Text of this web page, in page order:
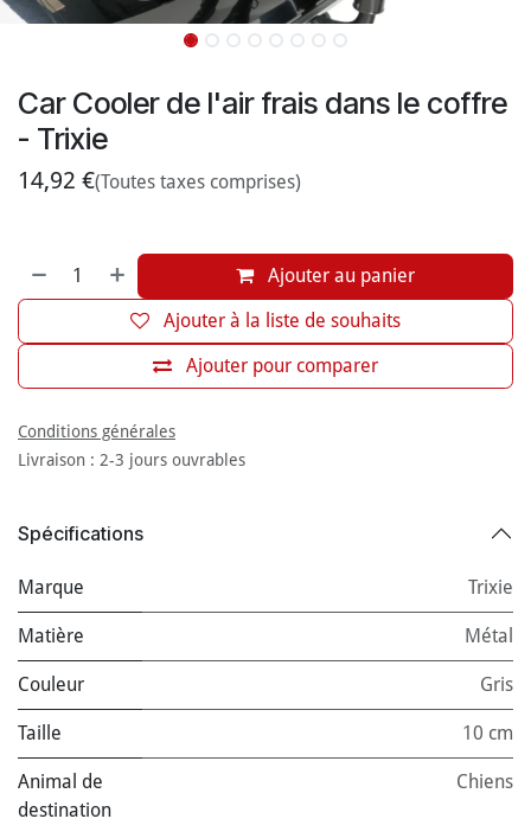
Car Cooler de l'air frais dans le coffre
- Trixie
14,92 €(Toutes taxes comprises)
Ajouter au panier
Ajouter pour comparer
Ajouter à la liste de souhaits
Conditions générales
Livraison : 2-3 jours ouvrables
Spécifications
Marque Trixie
Matière Métal
Couleur Gris
Taille 10 cm
Animal de
destination
Chiens